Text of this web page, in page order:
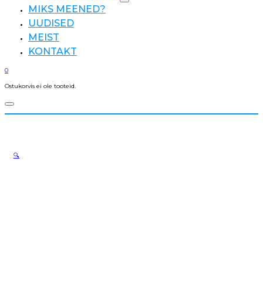
MIKS MEENED?
UUDISED
MEIST
KONTAKT
0
Ostukorvis ei ole tooteid.
🔍